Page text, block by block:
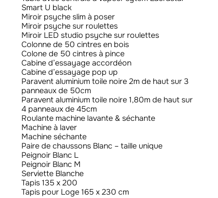
Smart U black
Miroir psyche slim à poser
Miroir psyche sur roulettes
Miroir LED studio psyche sur roulettes
Colonne de 50 cintres en bois
Colone de 50 cintres à pince
Cabine d’essayage accordéon
Cabine d’essayage pop up
Paravent aluminium toile noire 2m de haut sur 3
panneaux de 50cm
Paravent aluminium toile noire 1,80m de haut sur
4 panneaux de 45cm
Roulante machine lavante & séchante
Machine à laver
Machine séchante
Paire de chaussons Blanc – taille unique
Peignoir Blanc L
Peignoir Blanc M
Serviette Blanche
Tapis 135 x 200
Tapis pour Loge 165 x 230 cm